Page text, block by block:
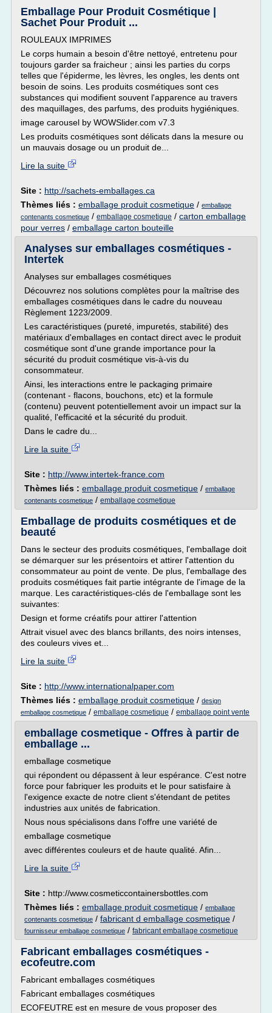
Emballage Pour Produit Cosmétique |
Sachet Pour Produit ...
ROULEAUX IMPRIMES
Le corps humain a besoin d'être nettoyé, entretenu pour
toujours garder sa fraicheur ; ainsi les parties du corps
telles que l'épiderme, les lèvres, les ongles, les dents ont
besoin de soins. Les produits cosmétiques sont ces
substances qui modifient souvent l'apparence au travers
des maquillages, des parfums, des produits hygiéniques.
image carousel by WOWSlider.com v7.3
Les produits cosmétiques sont délicats dans la mesure ou
un mauvais dosage ou un produit de...
Lire la suite
Site : http://sachets-emballages.ca
Thèmes liés : emballage produit cosmetique / emballage
contenants cosmetique / emballage cosmetique / carton emballage
pour verres / emballage carton bouteille
Analyses sur emballages cosmétiques -
Intertek
Analyses sur emballages cosmétiques
Découvrez nos solutions complètes pour la maîtrise des
emballages cosmétiques dans le cadre du nouveau
Règlement 1223/2009.
Les caractéristiques (pureté, impuretés, stabilité) des
matériaux d'emballages en contact direct avec le produit
cosmétique sont d'une grande importance pour la
sécurité du produit cosmétique vis-à-vis du
consommateur.
Ainsi, les interactions entre le packaging primaire
(contenant - flacons, bouchons, etc) et la formule
(contenu) peuvent potentiellement avoir un impact sur la
qualité, l'efficacité et la sécurité du produit.
Dans le cadre du...
Lire la suite
Site : http://www.intertek-france.com
Thèmes liés : emballage produit cosmetique / emballage
contenants cosmetique / emballage cosmetique
Emballage de produits cosmétiques et de
beauté
Dans le secteur des produits cosmétiques, l'emballage doit
se démarquer sur les présentoirs et attirer l'attention du
consommateur au point de vente. De plus, l'emballage des
produits cosmétiques fait partie intégrante de l'image de la
marque. Les caractéristiques-clés de l'emballage sont les
suivantes:
Design et forme créatifs pour attirer l'attention
Attrait visuel avec des blancs brillants, des noirs intenses,
des couleurs vives et...
Lire la suite
Site : http://www.internationalpaper.com
Thèmes liés : emballage produit cosmetique / design
emballage cosmetique / emballage cosmetique / emballage point vente
emballage cosmetique - Offres à partir de
emballage ...
emballage cosmetique
qui répondent ou dépassent à leur espérance. C'est notre
force pour fabriquer les produits et le pour satisfaire à
l'exigence exacte de notre client s'étendant de petites
industries aux unités de fabrication.
Nous nous spécialisons dans l'offre une variété de
emballage cosmetique
avec différentes couleurs et de haute qualité. Afin...
Lire la suite
Site : http://www.cosmeticcontainersbottles.com
Thèmes liés : emballage produit cosmetique / emballage
contenants cosmetique / fabricant d emballage cosmetique /
fournisseur emballage cosmetique / fabricant emballage cosmetique
Fabricant emballages cosmétiques -
ecofeutre.com
Fabricant emballages cosmétiques
Fabricant emballages cosmétiques
ECOFEUTRE est en mesure de vous proposer des